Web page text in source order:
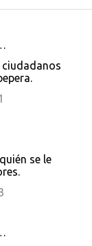
ciudadanos
se le